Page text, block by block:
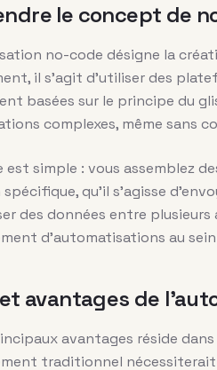
le concept de
no-code désigne la
il s’agit d’utiliser des
basées sur le principe du
complexes, même sans
est simple : vous assemblez
qu’il s’agisse
des données entre
d’automatisations au
avantages de
avantages réside
traditionnel